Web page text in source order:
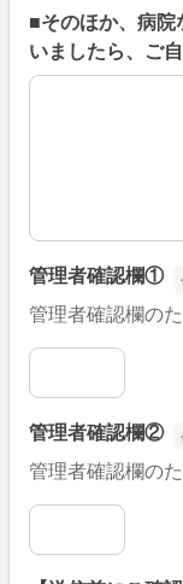
■そのほか、病
いましたら、ご
■そのほか、病院
管理者確認欄①
管理者確認欄の
管理者確認欄①
管理者確認欄②
管理者確認欄の
管理者確認欄②